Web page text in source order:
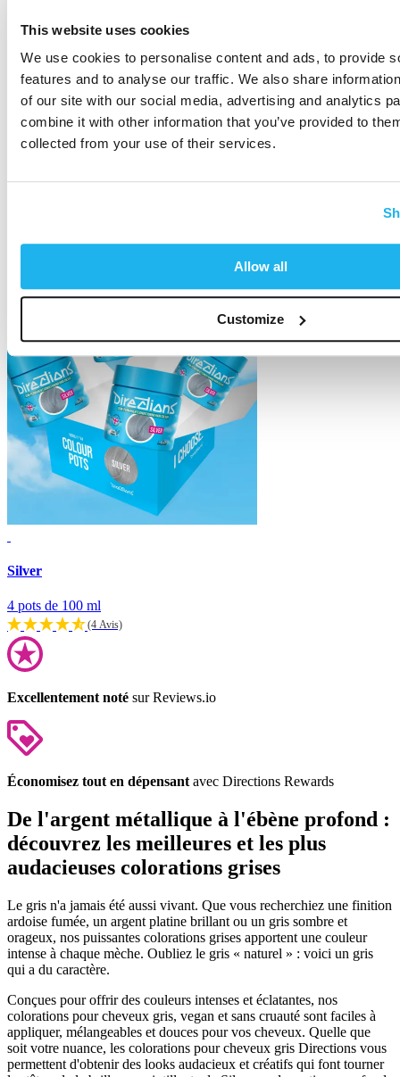
This website uses cookies
We use cookies to personalise content and ads, to provide
features and to analyse our traffic. We also share
of our site with our social media, advertising and analytics
combine it with other information that you’ve provided to
collected from your use of their services.
Allow all
Customize
Silver
4 pots de 100 ml
(4 Avis)
Excellentement noté sur Reviews.io
Économisez tout en dépensant avec Directions Rewards
De l'argent métallique à l'ébène profond :
découvrez les meilleures et les plus
audacieuses colorations grises
Le gris n'a jamais été aussi vivant. Que vous recherchiez une finition
ardoise fumée, un argent platine brillant ou un gris sombre et
orageux, nos puissantes colorations grises apportent une couleur
intense à chaque mèche. Oubliez le gris « naturel » : voici un gris
qui a du caractère.
Conçues pour offrir des couleurs intenses et éclatantes, nos
colorations pour cheveux gris, vegan et sans cruauté sont faciles à
appliquer, mélangeables et douces pour vos cheveux. Quelle que
soit votre nuance, les colorations pour cheveux gris Directions vous
permettent d'obtenir des looks audacieux et créatifs qui font tourner